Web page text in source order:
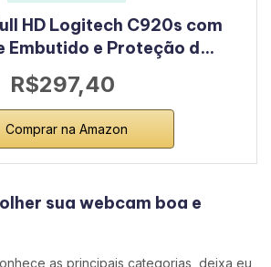
HD Logitech C920s com
Embutido e Proteção d…
R$297,40
Comprar na Amazon
sua webcam boa e
as principais categorias, deixa eu